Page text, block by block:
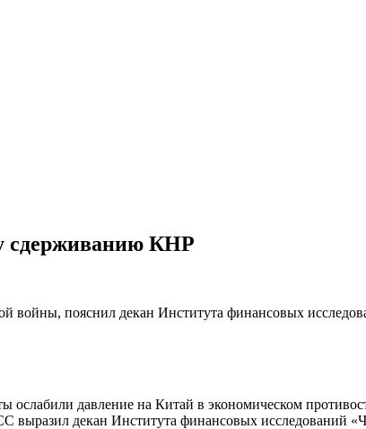
сдерживанию КНР
войны, пояснил декан Института финансовых
давление на Китай в экономическом
декан Института финансовых исследований